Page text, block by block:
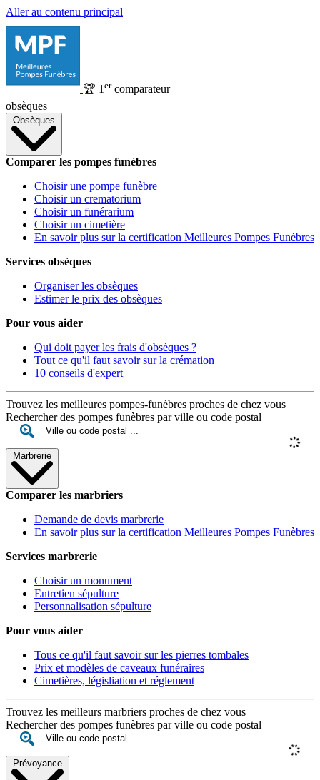
Aller au contenu principal
🏆 1 ercomparateur
obsèques
Obsèques
Comparer les pompes funèbres
Choisir une pompe funèbre
Choisir un crematorium
Choisir un funérarium
Choisir un cimetière
En savoir plus sur la certification Meilleures Pompes Funèbres
Services obsèques
Organiser les obsèques
Estimer le prix des obsèques
Pour vous aider
Qui doit payer les frais d'obsèques ?
Tout ce qu'il faut savoir sur la crémation
10 conseils d'expert
Trouvez les meilleures pompes-funèbres proches de chez vous
Rechercher des pompes funèbres par ville ou code postal
Marbrerie
Comparer les marbriers
Demande de devis marbrerie
En savoir plus sur la certification Meilleures Pompes Funèbres
Services marbrerie
Choisir un monument
Entretien sépulture
Personnalisation sépulture
Pour vous aider
Tous ce qu'il faut savoir sur les pierres tombales
Prix et modèles de caveaux funéraires
Cimetières, législiation et réglement
Trouvez les meilleurs marbriers proches de chez vous
Rechercher des pompes funèbres par ville ou code postal
Prévoyance